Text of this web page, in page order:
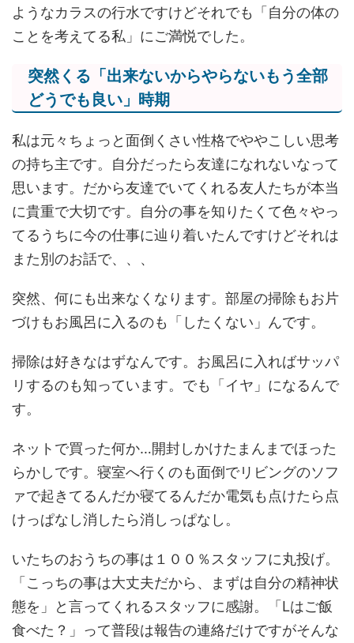
ようなカラスの行水ですけどそれでも「自分の体の
ことを考えてる私」にご満悦でした。
突然くる「出来ないからやらないもう全部
どうでも良い」時期
私は元々ちょっと面倒くさい性格でややこしい思考
の持ち主です。自分だったら友達になれないなって
思います。だから友達でいてくれる友人たちが本当
に貴重で大切です。自分の事を知りたくて色々やっ
てるうちに今の仕事に辿り着いたんですけどそれは
また別のお話で、、、
突然、何にも出来なくなります。部屋の掃除もお片
づけもお風呂に入るのも「したくない」んです。
掃除は好きなはずなんです。お風呂に入ればサッパ
リするのも知っています。でも「イヤ」になるんで
す。
ネットで買った何か…開封しかけたまんまでほった
らかしです。寝室へ行くのも面倒でリビングのソフ
ァで起きてるんだか寝てるんだか電気も点けたら点
けっぱなし消したら消しっぱなし。
いたちのおうちの事は１００％スタッフに丸投げ。
「こっちの事は大丈夫だから、まずは自分の精神状
態を」と言ってくれるスタッフに感謝。「Lはご飯
食べた？」って普段は報告の連絡だけですがそんな